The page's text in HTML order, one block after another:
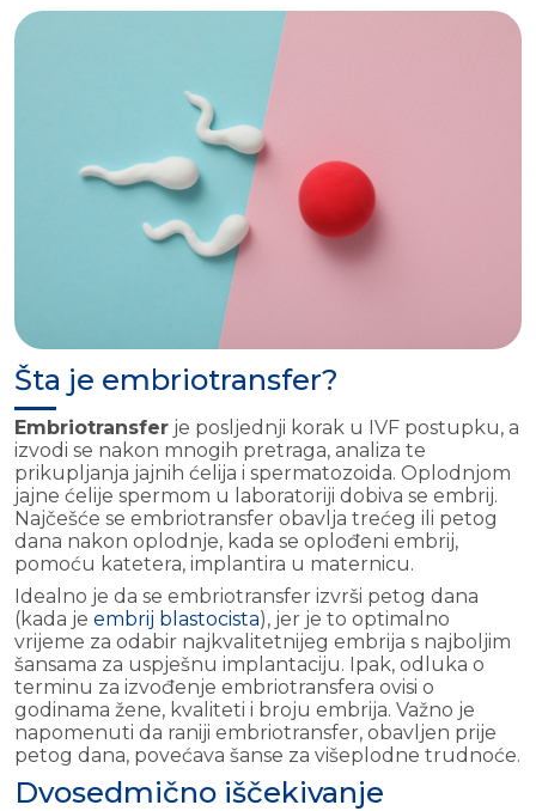
Šta je embriotransfer?
Embriotransfer je posljednji korak u IVF postupku, a
izvodi se nakon mnogih pretraga, analiza te
prikupljanja jajnih ćelija i spermatozoida. Oplodnjom
jajne ćelije spermom u laboratoriji dobiva se embrij.
Najčešće se embriotransfer obavlja trećeg ili petog
dana nakon oplodnje, kada se oplođeni embrij,
pomoću katetera, implantira u maternicu.
Idealno je da se embriotransfer izvrši petog dana
(kada je embrij blastocista), jer je to optimalno
vrijeme za odabir najkvalitetnijeg embrija s najboljim
šansama za uspješnu implantaciju. Ipak, odluka o
terminu za izvođenje embriotransfera ovisi o
godinama žene, kvaliteti i broju embrija. Važno je
napomenuti da raniji embriotransfer, obavljen prije
petog dana, povećava šanse za višeplodne trudnoće.
Dvosedmično iščekivanje